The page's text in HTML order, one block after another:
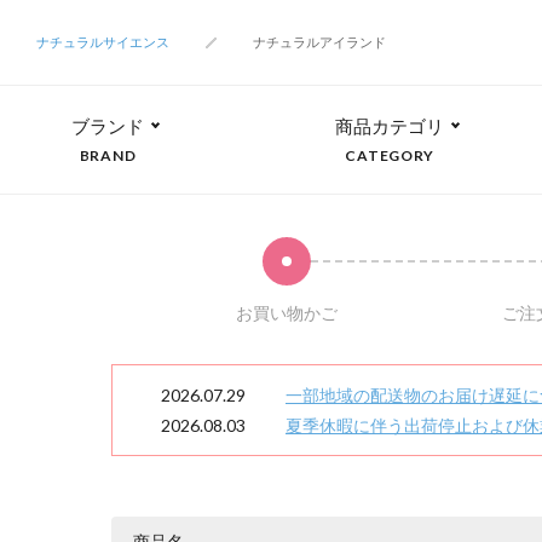
ナチュラルサイエンス ナチュラルアイランド
ブランド
BRAND
商品カテゴリ
CATEGORY
お買い物かご ご
2026.07.29
一部地域の配送物のお届け遅延
2026.08.03
夏季休暇に伴う出荷停止および